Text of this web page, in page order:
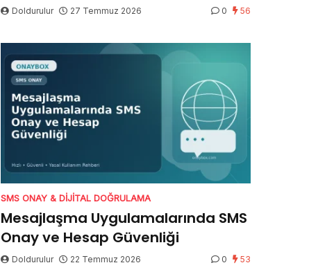
Doldurulur 27 Temmuz 2026 0 56
SMS ONAY & DIJITAL DOĞRULAMA
Mesajlaşma Uygulamalarında SMS
Onay ve Hesap Güvenliği
Doldurulur 22 Temmuz 2026 0 53